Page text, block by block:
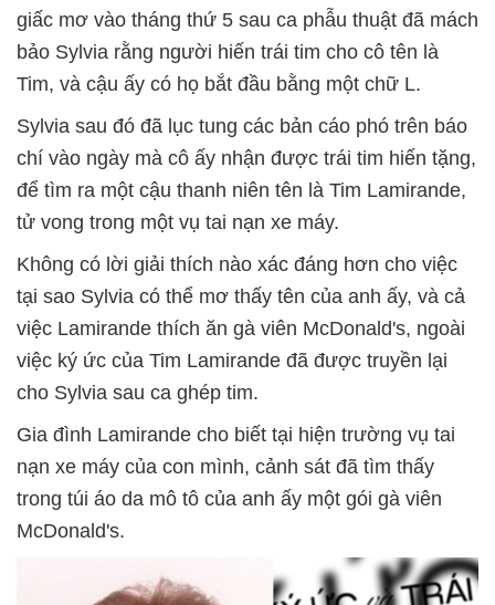
giấc mơ vào tháng thứ 5 sau ca phẫu thuật đã mách
bảo Sylvia rằng người hiến trái tim cho cô tên là
Tim, và cậu ấy có họ bắt đầu bằng một chữ L.
Sylvia sau đó đã lục tung các bản cáo phó trên báo
chí vào ngày mà cô ấy nhận được trái tim hiến tặng,
để tìm ra một cậu thanh niên tên là Tim Lamirande,
tử vong trong một vụ tai nạn xe máy.
Không có lời giải thích nào xác đáng hơn cho việc
tại sao Sylvia có thể mơ thấy tên của anh ấy, và cả
việc Lamirande thích ăn gà viên McDonald's, ngoài
việc ký ức của Tim Lamirande đã được truyền lại
cho Sylvia sau ca ghép tim.
Gia đình Lamirande cho biết tại hiện trường vụ tai
nạn xe máy của con mình, cảnh sát đã tìm thấy
trong túi áo da mô tô của anh ấy một gói gà viên
McDonald's.